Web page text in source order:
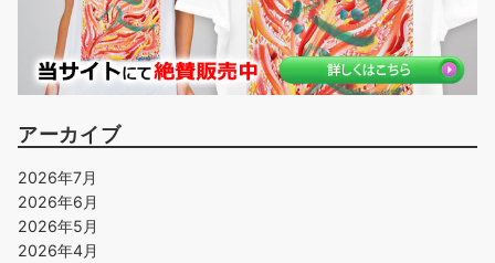
アーカイブ
2026年7月
2026年6月
2026年5月
2026年4月